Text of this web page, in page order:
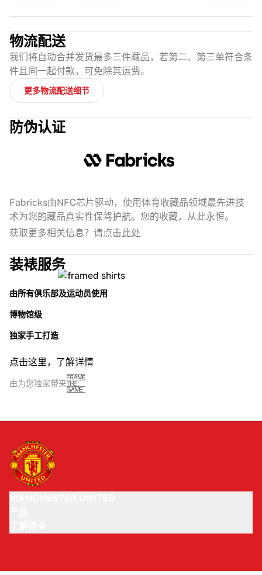
物流配送
我们将自动合并发货最多三件藏品，若第二、第三单符合条
件且同一起付款，可免除其运费。
更多物流配送细节
防伪认证
Fabricks由NFC芯片驱动，使用体育收藏品领域最先进技
术为您的藏品真实性保驾护航。您的收藏，从此永恒。
获取更多相关信息？请点击此处
装裱服务
由所有俱乐部及运动员使用
博物馆级
独家手工打造
点击这里，了解详情
由为您独家带来